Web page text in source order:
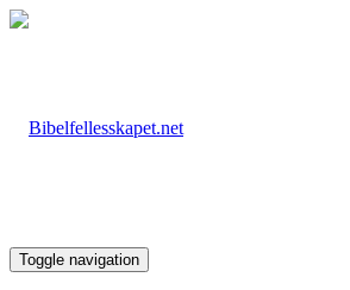
Toggle navigation